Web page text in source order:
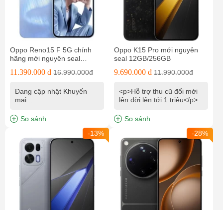
Oppo Reno15 F 5G chính
hãng mới nguyên seal
11.390.000 đ 16.990.000đ
Đang cập nhật Khuyến
mại...
So sánh
Oppo K15 Pro mới nguyên
seal 12GB/256GB
9.690.000 đ 11.990.000đ
<p>Hỗ trợ thu cũ đổi mới
lên đời lên tới 1 triệu</p>
So sánh
-13%
-28%